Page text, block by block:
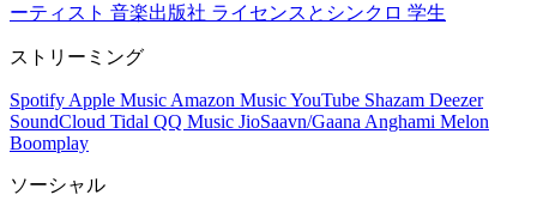
ーティスト 音楽出版社 ライセンスとシンクロ 学生
ストリーミング
Spotify Apple Music Amazon MusicYouTube Shazam Deezer
SoundCloud Tidal QQ Music JioSaavn/Gaana Anghami Melon
Boomplay
ソーシャル